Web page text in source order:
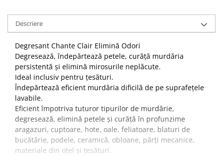
Descriere
Degresant Chante Clair Elimină Odori
Degresează, îndepărtează petele, curăță murdăria
persistentă și elimină mirosurile neplăcute.
Ideal inclusiv pentru țesături.
Îndepărtează eficient murdăria dificilă de pe suprafețele
lavabile.
Eficient împotriva tuturor tipurilor de murdărie,
degresează, elimină petele și curăță în profunzime
aragazuri, cuptoare, hote, oale, feliatoare, blaturi de
bucătărie, podele, ceramică, obloane, părți mecanice,
materiale din oțel și țesături.